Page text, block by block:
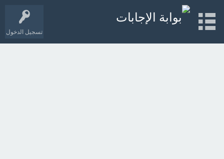
تسجيل الدخول